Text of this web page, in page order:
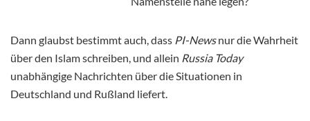
Dann glaubst bestimmt auch, dass PI-Newsnur die Wahrheit
über den Islam schreiben, und allein Russia Today
unabhängige Nachrichten über die Situationen in
Deutschland und Rußland liefert.